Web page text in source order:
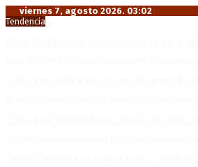
viernes 7, agosto 2026. 03:02
Tendencia